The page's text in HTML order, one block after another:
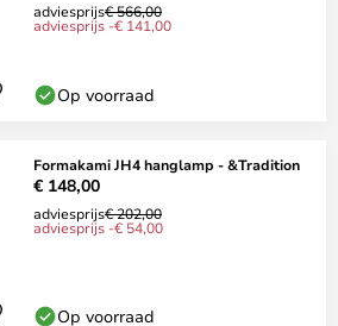
adviesprijs€ 566,00
adviesprijs -€ 141,00
Op voorraad
Formakami JH4 hanglamp - &Tradition
€ 148,00
adviesprijs€ 202,00
adviesprijs -€ 54,00
Op voorraad